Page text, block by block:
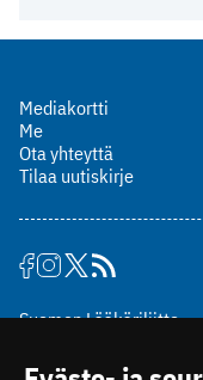
Mediakortti
Me
Ota yhteyttä
Tilaa uutiskirje
Suomen Lääkäriliitto
00510 Helsinki